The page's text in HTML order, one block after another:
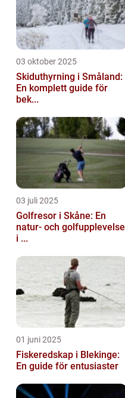
03 oktober 2025
Skiduthyrning i Småland:
En komplett guide för
bek...
03 juli 2025
Golfresor i Skåne: En
natur- och golfupplevelse
i ...
01 juni 2025
Fiskeredskap i Blekinge:
En guide för entusiaster